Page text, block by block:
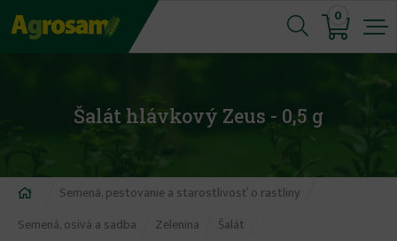
Jump
to
0
Šalát hlávkový Zeus - 0,5 g
Nachádzate
sa
Semená, pestovanie a starostlivosť o rastliny
Semená, osivá a sadba
Zelenina
Šalát